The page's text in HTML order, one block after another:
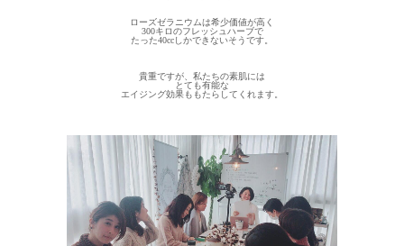
ローズゼラニウムは希少価値が高く
300キロのフレッシュハーブで
たった40ccしかできないそうです。
貴重ですが、私たちの素肌には
とても有能な
エイジング効果ももたらしてくれます。